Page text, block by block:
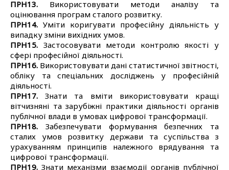
ПРН13. Використовувати методи аналізу та
оцінювання програм сталого розвитку.
ПРН14. Уміти коригувати професійну діяльність у
випадку зміни вихідних умов.
ПРН15. Застосовувати методи контролю якості у
сфері професійної діяльності.
ПРН16. Використовувати дані статистичної звітності,
обліку та спеціальних досліджень у професійній
діяльності.
ПРН17. Знати та вміти використовувати кращі
вітчизняні та зарубіжні практики діяльності органів
публічної влади в умовах цифрової трансформації.
ПРН18. Забезпечувати формування безпечних та
сталих умов розвитку держави та суспільства з
урахуванням принципів належного врядування та
цифрової трансформації.
ПРН19. Знати механізми взаємодії органів публічної